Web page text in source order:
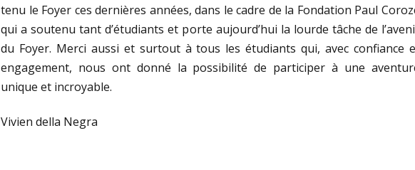
tenu le Foyer ces dernières années, dans le cadre de la Fondation Paul
qui a soutenu tant d’étudiants et porte aujourd’hui la lourde tâche de
du Foyer. Merci aussi et surtout à tous les étudiants qui, avec confiance
engagement, nous ont donné la possibilité de participer à une
unique et incroyable.
Vivien della Negra